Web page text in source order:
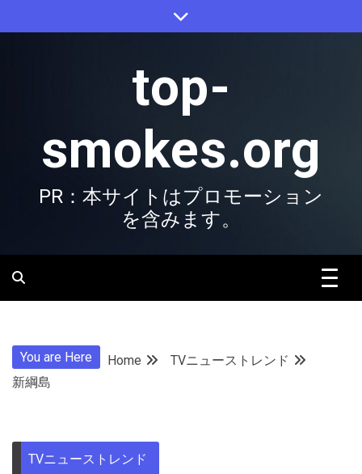
to
top-
smokes.org
PR：本サイトはプロモーション
を含みます。
You are Here Home
TVニューストレンド
新綱島
TVニューストレンド